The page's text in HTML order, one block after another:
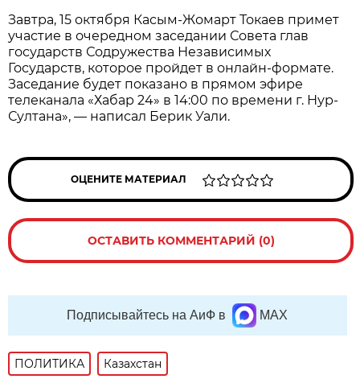
Завтра, 15 октября Касым-Жомарт Токаев примет
участие в очередном заседании Совета глав
государств Содружества Независимых
Государств, которое пройдет в онлайн-формате.
Заседание будет показано в прямом эфире
телеканала «Хабар 24» в 14:00 по времени г. Нур-
Султана», — написал Берик Уали.
ОЦЕНИТЕ МАТЕРИАЛ
ОСТАВИТЬ КОММЕНТАРИЙ (0)
Подписывайтесь на АиФ в MAX
ПОЛИТИКА Казахстан